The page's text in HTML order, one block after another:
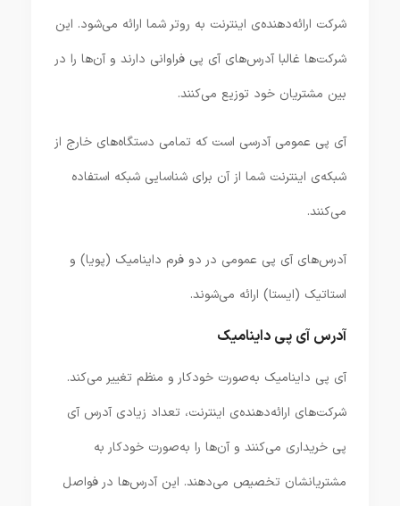
شرکت ارائه‌دهنده‌ی اینترنت به روتر شما ارائه می‌شود. این
شرکت‌ها غالبا آدرس‌های آی پی فراوانی دارند و آن‌ها را در
بین مشتریان خود توزیع می‌کنند.
آی پی عمومی آدرسی است که تمامی دستگاه‌های خارج از
شبکه‌ی اینترنت شما از آن برای شناسایی شبکه استفاده
می‌کنند.
آدرس‌های آی پی عمومی در دو فرم داینامیک (پویا) و
استاتیک (ایستا) ارائه می‌شوند.
آدرس آی پی داینامیک
آی پی داینامیک به‌صورت خودکار و منظم تغییر می‌کند.
شرکت‌های ارائه‌دهنده‌ی اینترنت، تعداد زیادی آدرس آی
پی خریداری می‌کنند و آن‌ها را به‌صورت خودکار به
مشتریانشان تخصیص می‌دهند. این آدرس‌ها در فواصل